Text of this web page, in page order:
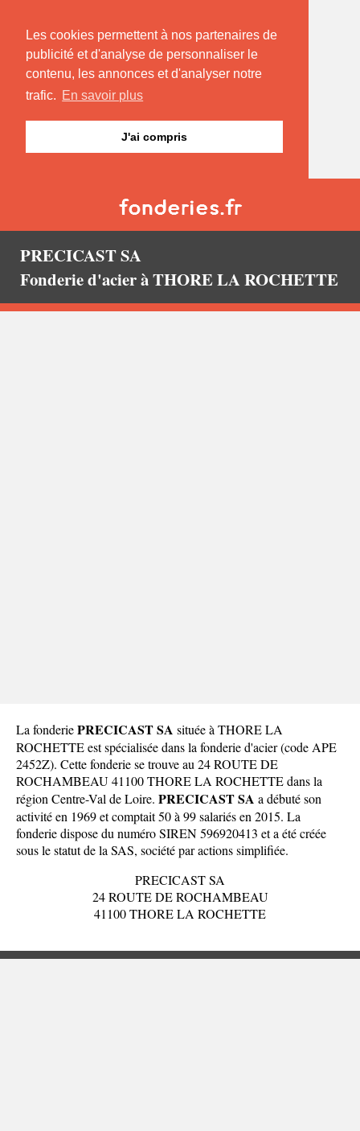
Les cookies permettent à nos partenaires de
publicité et d'analyse de personnaliser le
contenu, les annonces et d'analyser notre
trafic. En savoir plus
J'ai compris
PRECICAST SA
Fonderie d'acier à THORE LA ROCHETTE
La fonderiePRECICAST SA située à THORE LA
ROCHETTE est spécialisée dans la fonderie d'acier (code APE
2452Z). Cette fonderie se trouve au 24 ROUTE DE
ROCHAMBEAU 41100 THORE LA ROCHETTE dans la
région Centre-Val de Loire. PRECICAST SA a débuté son
activité en 1969 et comptait 50 à 99 salariés en 2015. La
fonderie dispose du numéro SIREN 596920413 et a été créée
sous le statut de la SAS, société par actions simplifiée.
PRECICAST SA
24 ROUTE DE ROCHAMBEAU
41100 THORE LA ROCHETTE